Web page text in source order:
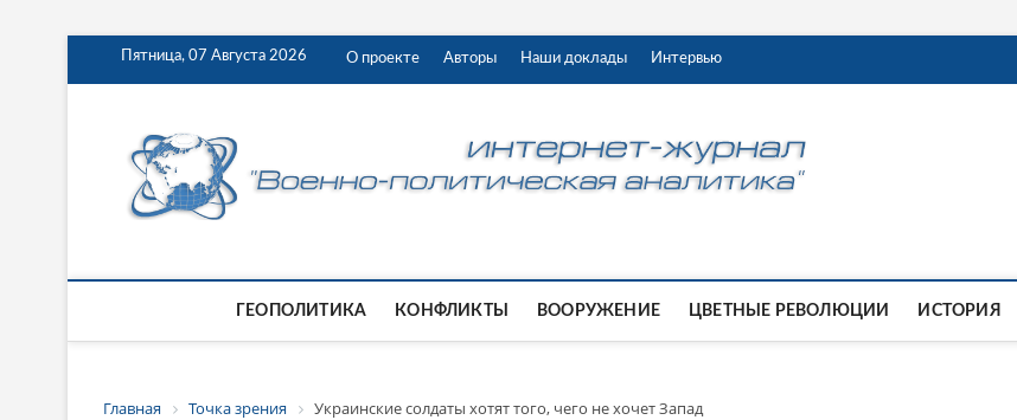
Пятница, 07 Августа 2026 О проекте Авторы Наши доклады Интервью
ГЕОПОЛИТИКА КОНФЛИКТЫ ВООРУЖЕНИЕ ЦВЕТНЫЕ РЕВОЛЮЦИИ ИСТОРИЯ
Главная Точка зрения Украинские солдаты хотят того, чего не хочет Запад